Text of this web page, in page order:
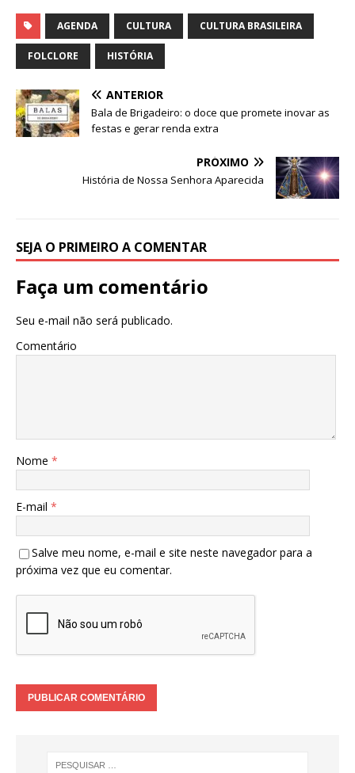
h
at
s
A
p
p
a
c
e
b
o
o
n
k
e
dI
n
w
it
te
r
m
ai
h
ar
AGENDA CULTURA CULTURA BRASILEIRA
FOLCLORE HISTÓRIA
ANTERIOR
Bala de Brigadeiro: o doce que promete inovar as
festas e gerar renda extra
PRÓXIMO
História de Nossa Senhora Aparecida
SEJA O PRIMEIRO A COMENTAR
Faça um comentário
Seu e-mail não será publicado.
Comentário
Nome *
E-mail *
Salve meu nome, e-mail e site neste navegador para a
próxima vez que eu comentar.